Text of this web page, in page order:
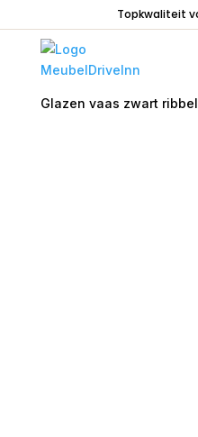
Topkwaliteit
Glazen vaas zwart ribbel